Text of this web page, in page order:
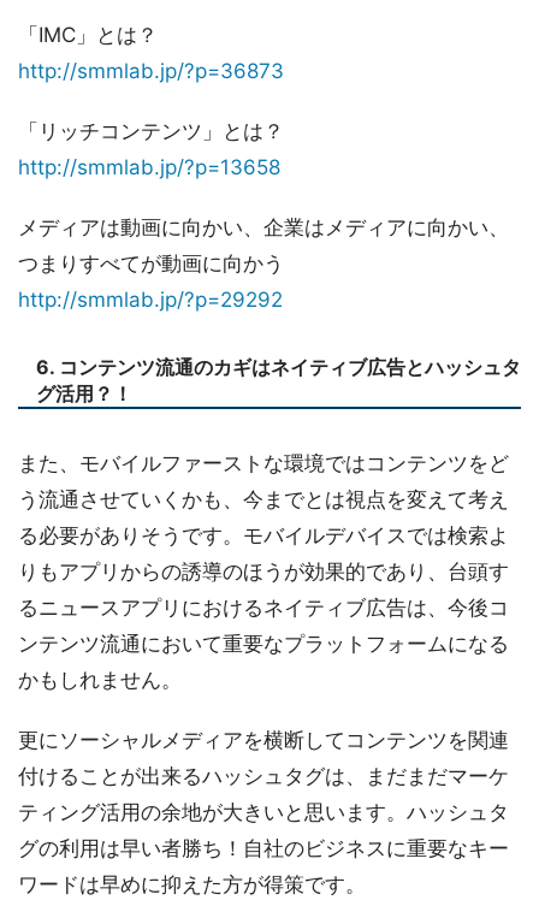
「IMC」とは？
http://smmlab.jp/?p=36873
「リッチコンテンツ」とは？
http://smmlab.jp/?p=13658
メディアは動画に向かい、企業はメディアに向かい、
つまりすべてが動画に向かう
http://smmlab.jp/?p=29292
6. コンテンツ流通のカギはネイティブ広告とハッシュタ
グ活用？！
また、モバイルファーストな環境ではコンテンツをど
う流通させていくかも、今までとは視点を変えて考え
る必要がありそうです。モバイルデバイスでは検索よ
りもアプリからの誘導のほうが効果的であり、台頭す
るニュースアプリにおけるネイティブ広告は、今後コ
ンテンツ流通において重要なプラットフォームになる
かもしれません。
更にソーシャルメディアを横断してコンテンツを関連
付けることが出来るハッシュタグは、まだまだマーケ
ティング活用の余地が大きいと思います。ハッシュタ
グの利用は早い者勝ち！自社のビジネスに重要なキー
ワードは早めに抑えた方が得策です。